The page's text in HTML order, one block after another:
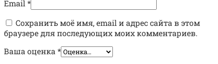
Email *
Сохранить моё имя, email и адрес сайта в этом
браузере для последующих моих комментариев.
Ваша оценка *